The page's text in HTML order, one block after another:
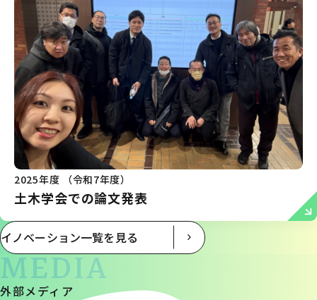
2025年度 （令和7年度）
土木学会での論文発表
イノベーション一覧を見る
外部メディア
MEDIA